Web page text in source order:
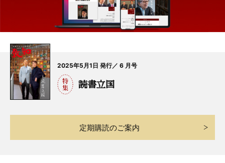
2025年5月1日 発行／ 6 月号
読書立国
定期購読のご案内